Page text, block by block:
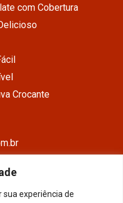
experiência de
com Cobertura
Crocante